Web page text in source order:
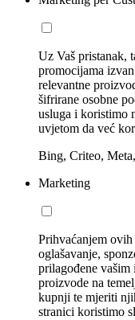
Uz Vaš pristanak,
promocijama
relevantne
šifrirane osobne
usluga i koristimo
uvjetom da već
Bing, Criteo,
Marketing
Prihvaćanjem
oglašavanje,
prilagođene vašim
proizvode na
kupnji te mjeriti
stranici koristimo